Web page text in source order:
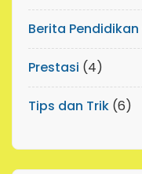
Berita Pendidikan
Prestasi (4)
Tips dan Trik (6)